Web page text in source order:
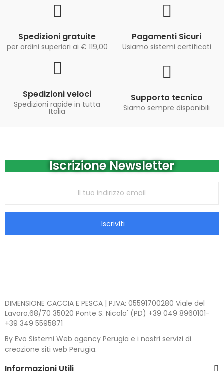
Spedizioni gratuite
per ordini superiori ai € 119,00
Pagamenti Sicuri
Usiamo sistemi certificati
Spedizioni veloci
Spedizioni rapide in tutta
Italia
Supporto tecnico
Siamo sempre disponibili
Iscrizione Newsletter
Iscriviti
DIMENSIONE CACCIA E PESCA | P.IVA: 05591700280 Viale del
Lavoro,68/70 35020 Ponte S. Nicolo' (PD) +39 049 8960101-
+39 349 5595871
By Evo Sistemi Web agency Perugia e i nostri servizi di
creazione siti web Perugia.
Informazioni Utili